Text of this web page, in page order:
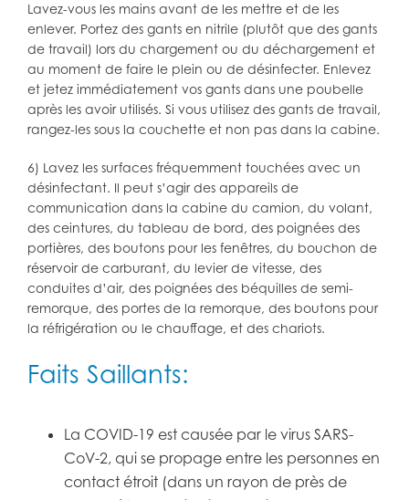
Lavez-vous les mains avant de les mettre et de les
enlever. Portez des gants en nitrile (plutôt que des gants
de travail) lors du chargement ou du déchargement et
au moment de faire le plein ou de désinfecter. Enlevez
et jetez immédiatement vos gants dans une poubelle
après les avoir utilisés. Si vous utilisez des gants de travail,
rangez-les sous la couchette et non pas dans la cabine.
6) Lavez les surfaces fréquemment touchées avec un
désinfectant. Il peut s’agir des appareils de
communication dans la cabine du camion, du volant,
des ceintures, du tableau de bord, des poignées des
portières, des boutons pour les fenêtres, du bouchon de
réservoir de carburant, du levier de vitesse, des
conduites d’air, des poignées des béquilles de semi-
remorque, des portes de la remorque, des boutons pour
la réfrigération ou le chauffage, et des chariots.
Faits Saillants:
La COVID-19 est causée par le virus SARS-
CoV-2, qui se propage entre les personnes en
contact étroit (dans un rayon de près de